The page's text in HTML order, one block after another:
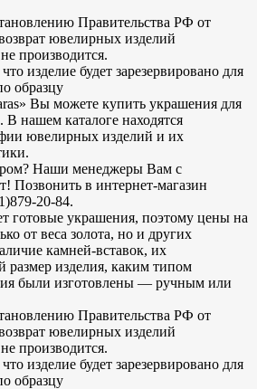
Правительства РФ от
ювелирных изделий
производится.
изделие будет зарезервировано для
образцу
Вы можете купить украшения для
В нашем каталоге находятся
ювелирных изделий и их
Наши менеджеры Вам с
Позвонить в интернет-магазин
20-84.
готовые украшения, поэтому цены на
от веса золота, но и других
камней-вставок, их
размер изделия, каким типом
были изготовлены — ручным или
Правительства РФ от
ювелирных изделий
производится.
изделие будет зарезервировано для
образцу